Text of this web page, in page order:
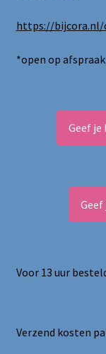
https://
*open op afspraak
Geef je
Geef
Voor 13 uur
Verzend kosten